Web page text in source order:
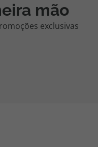
mão
exclusivas